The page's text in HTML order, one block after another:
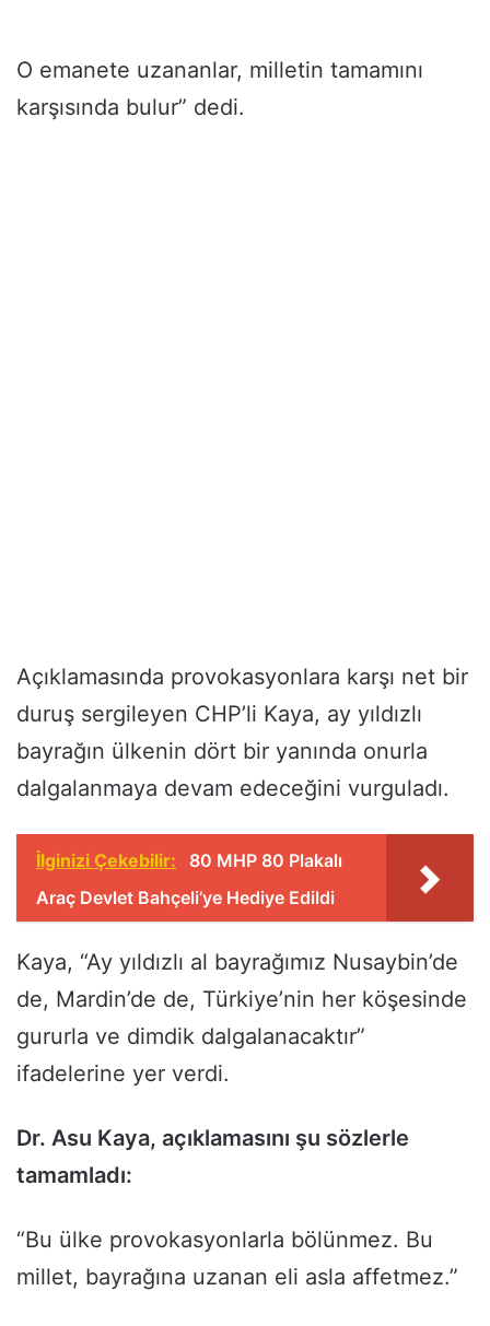
O emanete uzananlar, milletin tamamını
karşısında bulur” dedi.
Açıklamasında provokasyonlara karşı net bir
duruş sergileyen CHP’li Kaya, ay yıldızlı
bayrağın ülkenin dört bir yanında onurla
dalgalanmaya devam edeceğini vurguladı.
İlginizi Çekebilir:
80 MHP 80 Plakalı
Araç Devlet Bahçeli’ye Hediye Edildi
Kaya, “Ay yıldızlı al bayrağımız Nusaybin’de
de, Mardin’de de, Türkiye’nin her köşesinde
gururla ve dimdik dalgalanacaktır”
ifadelerine yer verdi.
Dr. Asu Kaya, açıklamasını şu sözlerle
tamamladı:
“Bu ülke provokasyonlarla bölünmez. Bu
millet, bayrağına uzanan eli asla affetmez.”